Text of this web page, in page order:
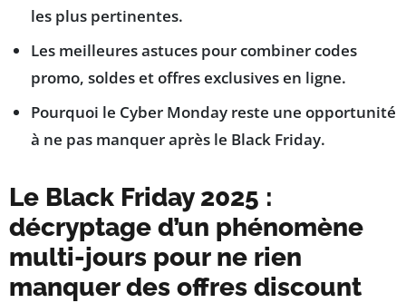
les plus pertinentes.
Les meilleures astuces pour combiner codes
promo, soldes et offres exclusives en ligne.
Pourquoi le Cyber Monday reste une opportunité
à ne pas manquer après le Black Friday.
Le Black Friday 2025 :
décryptage d’un phénomène
multi-jours pour ne rien
manquer des offres discount